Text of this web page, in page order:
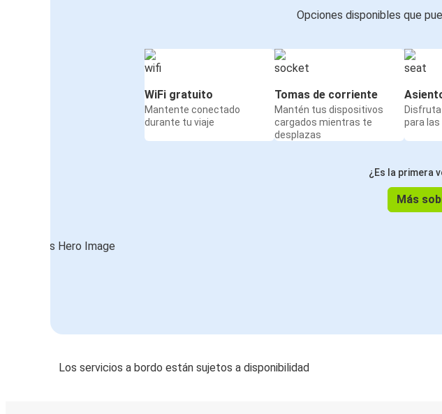
Opciones disponibles que
WiFi gratuito
Mantente conectado
durante tu viaje
Tomas de corriente
Mantén tus dispositivos
cargados mientras te
desplazas
para las
¿Es la primera
Más
Los servicios a bordo están sujetos a disponibilidad